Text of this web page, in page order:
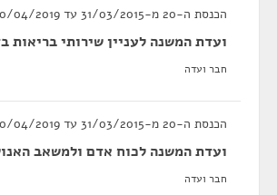
הכנסת ה-20 מ-31/03/2015 עד 30/04/2019
ועדת המשנה לעניין שירותי בריאות
חבר ועדה
הכנסת ה-20 מ-31/03/2015 עד 30/04/2019
ועדת המשנה לכוח אדם ולמשאב
חבר ועדה